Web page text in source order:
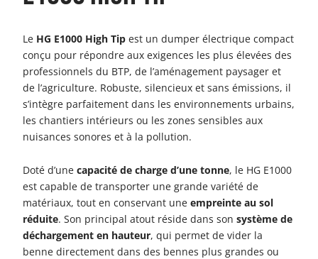
Le HG E1000 High Tip est un dumper électrique compact
conçu pour répondre aux exigences les plus élevées des
professionnels du BTP, de l’aménagement paysager et
de l’agriculture. Robuste, silencieux et sans émissions, il
s’intègre parfaitement dans les environnements urbains,
les chantiers intérieurs ou les zones sensibles aux
nuisances sonores et à la pollution.
Doté d’unecapacité de charge d’une tonne, le HG E1000
est capable de transporter une grande variété de
matériaux, tout en conservant uneempreinte au sol
réduite. Son principal atout réside dans sonsystème de
déchargement en hauteur, qui permet de vider la
benne directement dans des bennes plus grandes ou